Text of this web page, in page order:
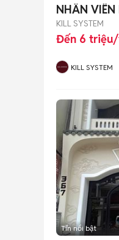
NHÂN
KILL SYSTEM
Đến 6
KILL SYSTEM
Tin nổi bật